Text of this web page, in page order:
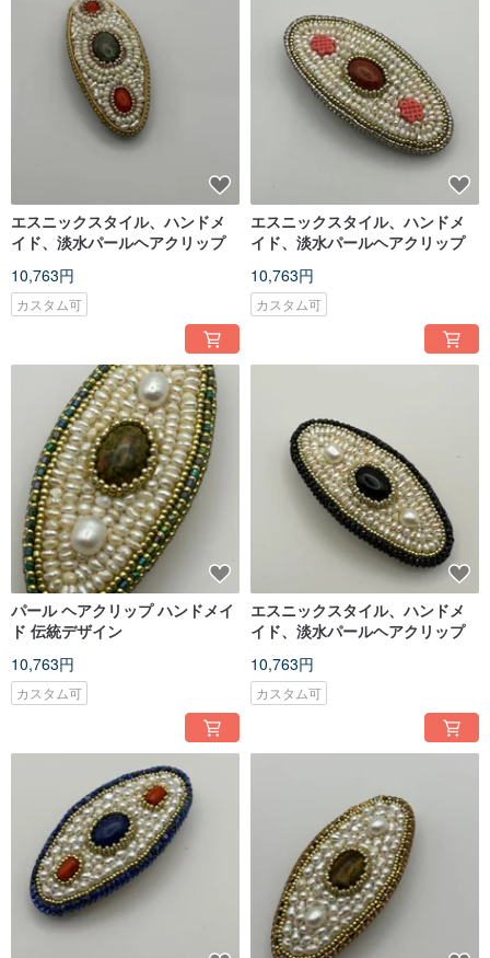
エスニックスタイル、ハンドメ
イド、淡水パールヘアクリップ
10,763円
カスタム可
エスニックスタイル、ハンドメ
イド、淡水パールヘアクリップ
10,763円
カスタム可
パール ヘアクリップ ハンドメイ
ド 伝統デザイン
10,763円
カスタム可
エスニックスタイル、ハンドメ
イド、淡水パールヘアクリップ
10,763円
カスタム可